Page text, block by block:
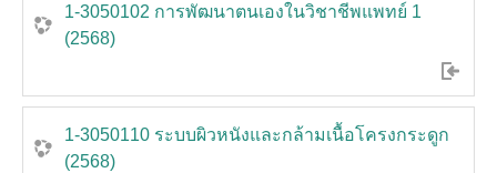
1-3050102 การพัฒนาตนเองในวิชาชีพแพทย์ 1
(2568)
1-3050110 ระบบผิวหนังและกล้ามเนื้อโครงกระดูก
(2568)